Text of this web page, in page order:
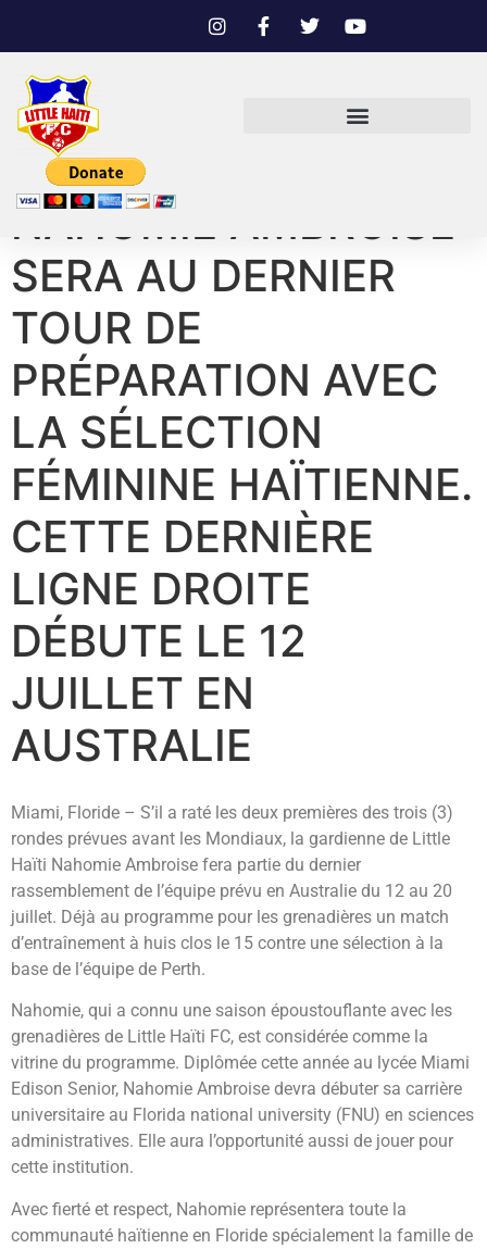
NAHOMIE AMBROISE
SERA AU DERNIER
TOUR DE
PRÉPARATION AVEC
LA SÉLECTION
FÉMININE HAÏTIENNE.
CETTE DERNIÈRE
LIGNE DROITE
DÉBUTE LE 12
JUILLET EN
AUSTRALIE
Miami, Floride – S’il a raté les deux premières des trois (3)
rondes prévues avant les Mondiaux, la gardienne de Little
Haïti Nahomie Ambroise fera partie du dernier
rassemblement de l’équipe prévu en Australie du 12 au 20
juillet. Déjà au programme pour les grenadières un match
d’entraînement à huis clos le 15 contre une sélection à la
base de l’équipe de Perth.
Nahomie, qui a connu une saison époustouflante avec les
grenadières de Little Haïti FC, est considérée comme la
vitrine du programme. Diplômée cette année au lycée Miami
Edison Senior, Nahomie Ambroise devra débuter sa carrière
universitaire au Florida national university (FNU) en sciences
administratives. Elle aura l’opportunité aussi de jouer pour
cette institution.
Avec fierté et respect, Nahomie représentera toute la
communauté haïtienne en Floride spécialement la famille de